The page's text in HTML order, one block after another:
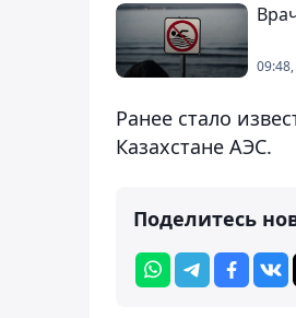
Ранее стало
Казахстане АЭС.
Поделитесь